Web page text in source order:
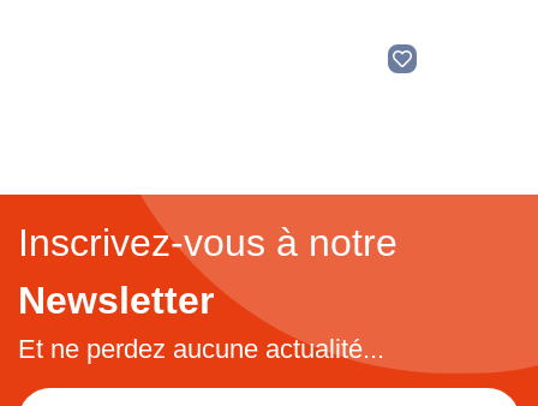
Inscrivez-vous à notre
Newsletter
Et ne perdez aucune actualité...